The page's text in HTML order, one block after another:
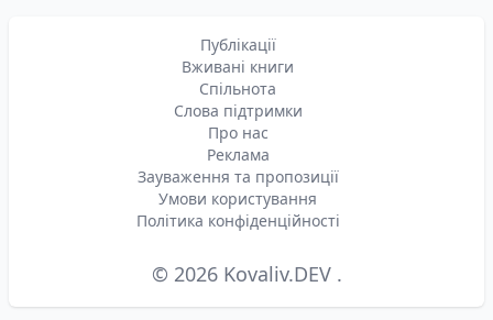
Публікації
Вживані книги
Спільнота
Слова підтримки
Про нас
Реклама
Зауваження та пропозиції
Умови користування
Політика конфіденційності
© 2026 Kovaliv.DEV.